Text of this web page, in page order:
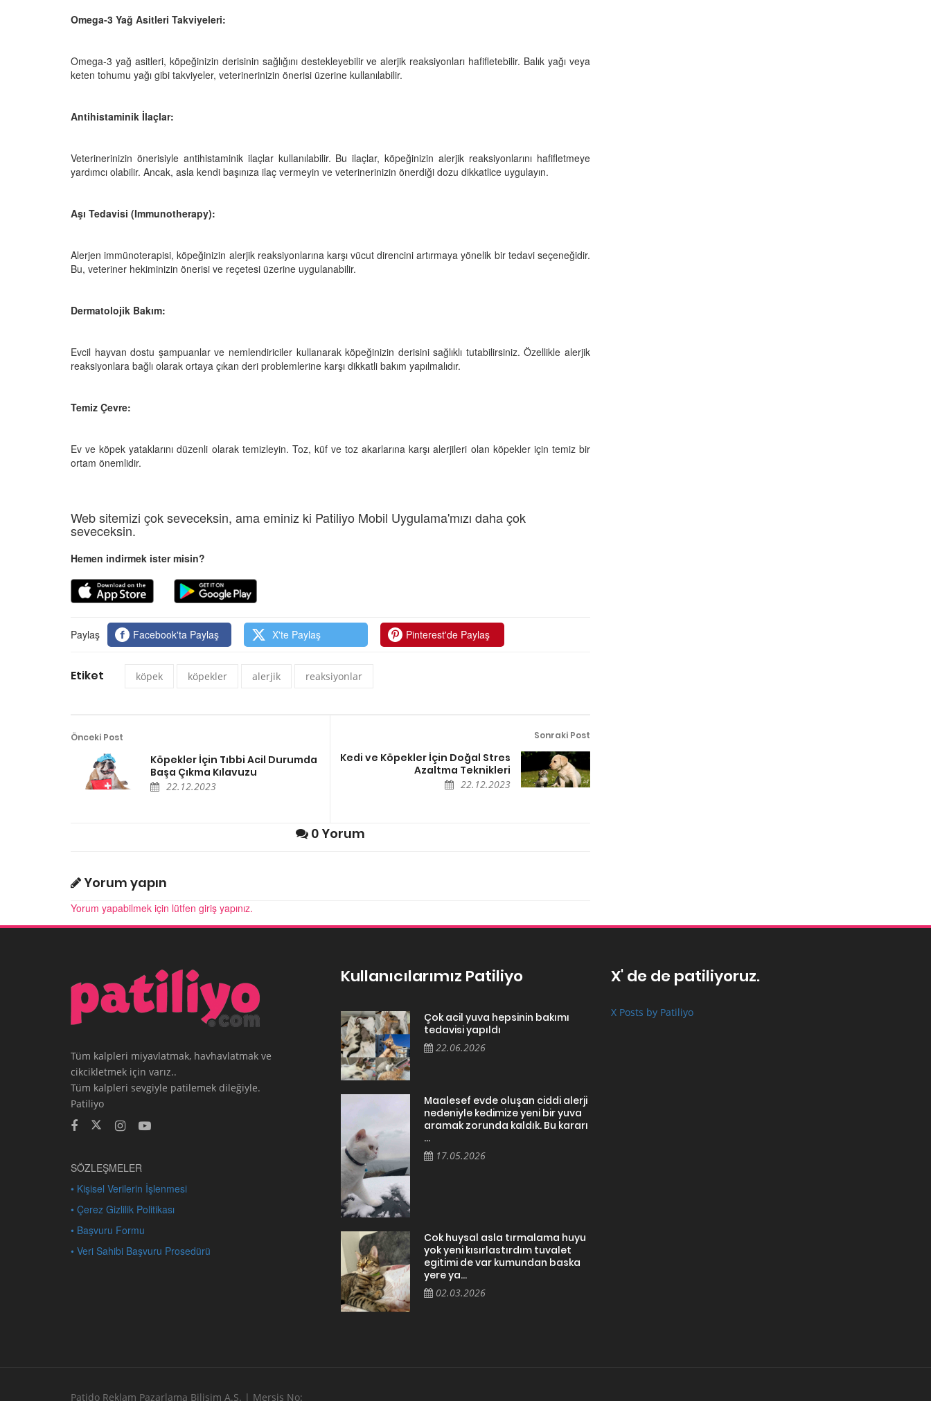
Omega-3 Yağ Asitleri Takviyeleri:
Omega-3 yağ asitleri, köpeğinizin derisinin sağlığını destekleyebilir ve alerjik reaksiyonları hafifletebilir. Balık yağı veya
keten tohumu yağı gibi takviyeler, veterinerinizin önerisi üzerine kullanılabilir.
Antihistaminik İlaçlar:
Veterinerinizin önerisiyle antihistaminik ilaçlar kullanılabilir. Bu ilaçlar, köpeğinizin alerjik reaksiyonlarını hafifletmeye
yardımcı olabilir. Ancak, asla kendi başınıza ilaç vermeyin ve veterinerinizin önerdiği dozu dikkatlice uygulayın.
Aşı Tedavisi (Immunotherapy):
Alerjen immünoterapisi, köpeğinizin alerjik reaksiyonlarına karşı vücut direncini artırmaya yönelik bir tedavi seçeneğidir.
Bu, veteriner hekiminizin önerisi ve reçetesi üzerine uygulanabilir.
Dermatolojik Bakım:
Evcil hayvan dostu şampuanlar ve nemlendiriciler kullanarak köpeğinizin derisini sağlıklı tutabilirsiniz. Özellikle alerjik
reaksiyonlara bağlı olarak ortaya çıkan deri problemlerine karşı dikkatli bakım yapılmalıdır.
Temiz Çevre:
Ev ve köpek yataklarını düzenli olarak temizleyin. Toz, küf ve toz akarlarına karşı alerjileri olan köpekler için temiz bir
ortam önemlidir.
Web sitemizi çok seveceksin, ama eminiz ki Patiliyo Mobil Uygulama'mızı daha çok
seveceksin.
Hemen indirmek ister misin?
Paylaş Facebook'ta Paylaş X'te Paylaş Pinterest'de Paylaş
Etiket köpek köpekler alerjik reaksiyonlar
Önceki Post
Köpekler İçin Tıbbi Acil Durumda
Başa Çıkma Kılavuzu
22.12.2023
Sonraki Post
Kedi ve Köpekler İçin Doğal Stres
Azaltma Teknikleri
22.12.2023
0 Yorum
Yorum yapın
Yorum yapabilmek için lütfen giriş yapınız.
Tüm kalpleri miyavlatmak, havhavlatmak ve
cikcikletmek için varız..
Tüm kalpleri sevgiyle patilemek dileğiyle.
Patiliyo
SÖZLEŞMELER
• Kişisel Verilerin İşlenmesi
• Çerez Gizlilik Politikası
• Başvuru Formu
• Veri Sahibi Başvuru Prosedürü
Kullanıcılarımız Patiliyo
Çok acil yuva hepsinin bakımı
tedavisi yapıldı
22.06.2026
Maalesef evde oluşan ciddi alerji
nedeniyle kedimize yeni bir yuva
aramak zorunda kaldık. Bu kararı
...
17.05.2026
Cok huysal asla tırmalama huyu
yok yeni kısırlastırdım tuvalet
egitimi de var kumundan baska
yere ya...
02.03.2026
X' de de patiliyoruz.
X Posts by Patiliyo
Patido Reklam Pazarlama Bilişim A.Ş. | Mersis No: